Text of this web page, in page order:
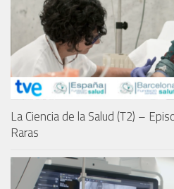
La Ciencia de la Salud (T2) –
Raras